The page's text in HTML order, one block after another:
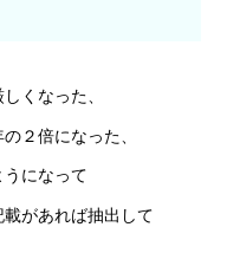
くなった、
２倍になった、
になって
があれば抽出して